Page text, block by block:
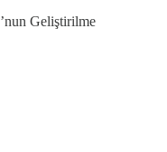
’nun Geliştirilme